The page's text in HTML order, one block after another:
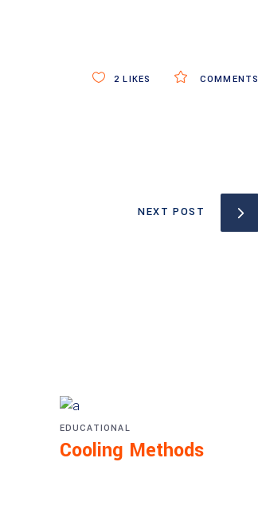
COMMENTS
2 LIKES
NEXT POST
EDUCATIONAL
Cooling Methods